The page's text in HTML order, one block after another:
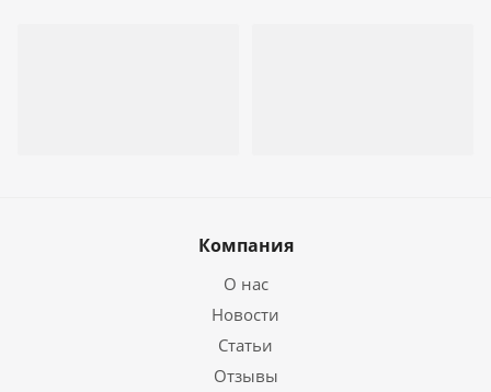
Компания
О нас
Новости
Статьи
Отзывы